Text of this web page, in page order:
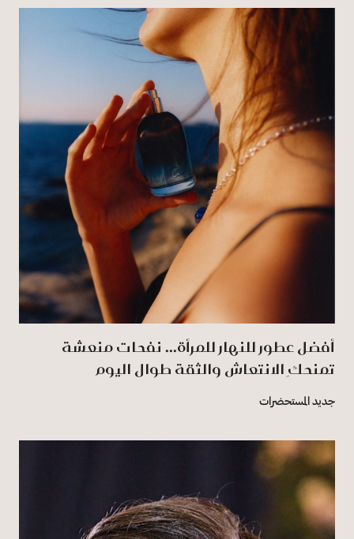
أفضل عطور للنهار للمرأة... نفحات منعشة
تمنحكِ الانتعاش والثقة طوال اليوم
جديد المستحضرات